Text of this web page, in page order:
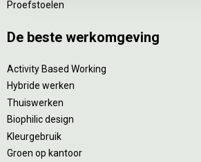
Proefstoelen
De beste werkomgeving
Activity Based Working
Hybride werken
Thuiswerken
Biophilic design
Kleurgebruik
Groen op kantoor